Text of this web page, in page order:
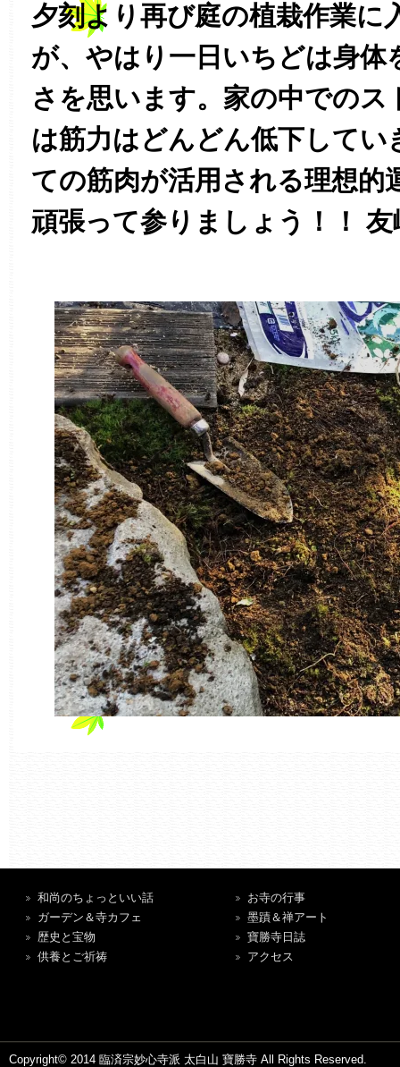
夕刻より再び庭の植栽作業に
が、やはり一日いちどは身体
さを思います。家の中での
は筋力はどんどん低下してい
ての筋肉が活用される理想的
頑張って参りましょう！！
和尚のちょっといい話
ガーデン＆寺カフェ
歴史と宝物
供養とご祈祷
お寺の行事
墨蹟＆禅アート
寶勝寺日誌
アクセス
Copyright© 2014 臨済宗妙心寺派 太白山 寶勝寺 All Rights Reserved.